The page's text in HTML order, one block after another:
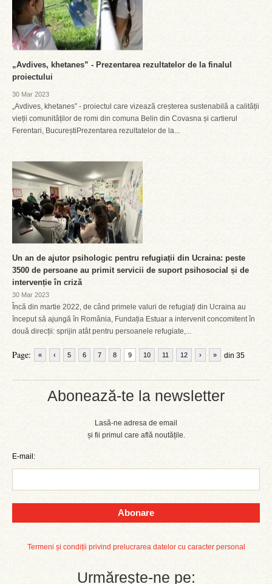
Abonează-te la newsletter
Lasă-ne adresa de email
și fii primul care află noutățile.
E-mail:
Abonare
Termeni și condiții privind prelucrarea datelor cu caracter personal
Urmărește-ne pe:
„Avdives, khetanes” - Prezentarea rezultatelor de la finalul
proiectului
30 Mar 2023
„Avdives, khetanes” - proiectul care vizează creșterea sustenabilă a calității
vieții comunităților de romi din comuna Belin din Covasna și cartierul
Ferentari, BucureștiPrezentarea rezultatelor de la...
Un an de ajutor psihologic pentru refugiații din Ucraina: peste
3500 de persoane au primit servicii de suport psihosocial și de
intervenție în criză
30 Mar 2023
Încă din martie 2022, de când primele valuri de refugiați din Ucraina au
început să ajungă în România, Fundația Estuar a intervenit concomitent în
două direcții: sprijin atât pentru persoanele refugiate,...
Page: « ‹ 5 6 7 8 9 10 11 12 din 35
› »